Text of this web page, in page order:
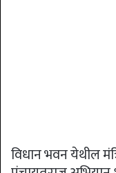
विधान भवन येथील